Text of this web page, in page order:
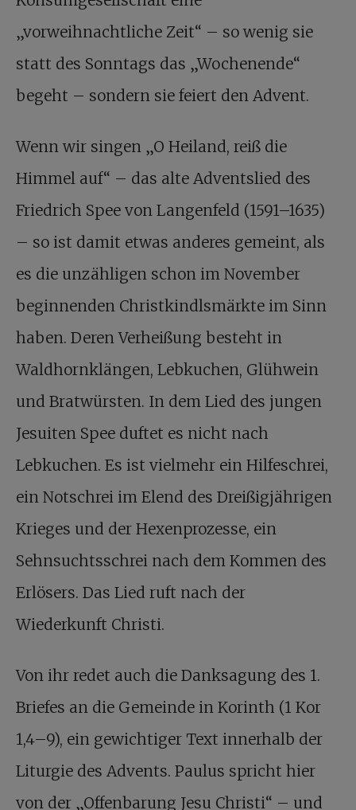
„vorweihnachtliche Zeit“ – so wenig sie
statt des Sonntags das „Wochenende“
begeht – sondern sie feiert den Advent.
Wenn wir singen „O Heiland, reiß die
Himmel auf“ – das alte Adventslied des
Friedrich Spee von Langenfeld (1591–1635)
– so ist damit etwas anderes gemeint, als
es die unzähligen schon im November
beginnenden Christkindlsmärkte im Sinn
haben. Deren Verheißung besteht in
Waldhornklängen, Lebkuchen, Glühwein
und Bratwürsten. In dem Lied des jungen
Jesuiten Spee duftet es nicht nach
Lebkuchen. Es ist vielmehr ein Hilfeschrei,
ein Notschrei im Elend des Dreißigjährigen
Krieges und der Hexenprozesse, ein
Sehnsuchtsschrei nach dem Kommen des
Erlösers. Das Lied ruft nach der
Wiederkunft Christi.
Von ihr redet auch die Danksagung des 1.
Briefes an die Gemeinde in Korinth (1 Kor
1,4–9), ein gewichtiger Text innerhalb der
Liturgie des Advents. Paulus spricht hier
von der „Offenbarung Jesu Christi“ – und